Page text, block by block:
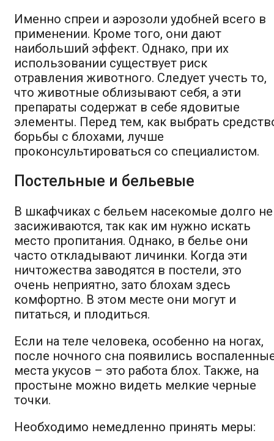
Именно спреи и аэрозоли удобней всего в
применении. Кроме того, они дают
наибольший эффект. Однако, при их
использовании существует риск
отравления животного. Следует учесть то,
что животные облизывают себя, а эти
препараты содержат в себе ядовитые
элементы. Перед тем, как выбрать
борьбы с блохами, лучше
проконсультироваться со специалистом.
Постельные и бельевые
В шкафчиках с бельем насекомые долго не
засиживаются, так как им нужно искать
место пропитания. Однако, в белье они
часто откладывают личинки. Когда эти
ничтожества заводятся в постели, это
очень неприятно, зато блохам здесь
комфортно. В этом месте они могут и
питаться, и плодиться.
Если на теле человека, особенно на ногах,
после ночного сна появились
места укусов – это работа блох. Также, на
простыне можно видеть мелкие черные
точки.
Необходимо немедленно принять меры: